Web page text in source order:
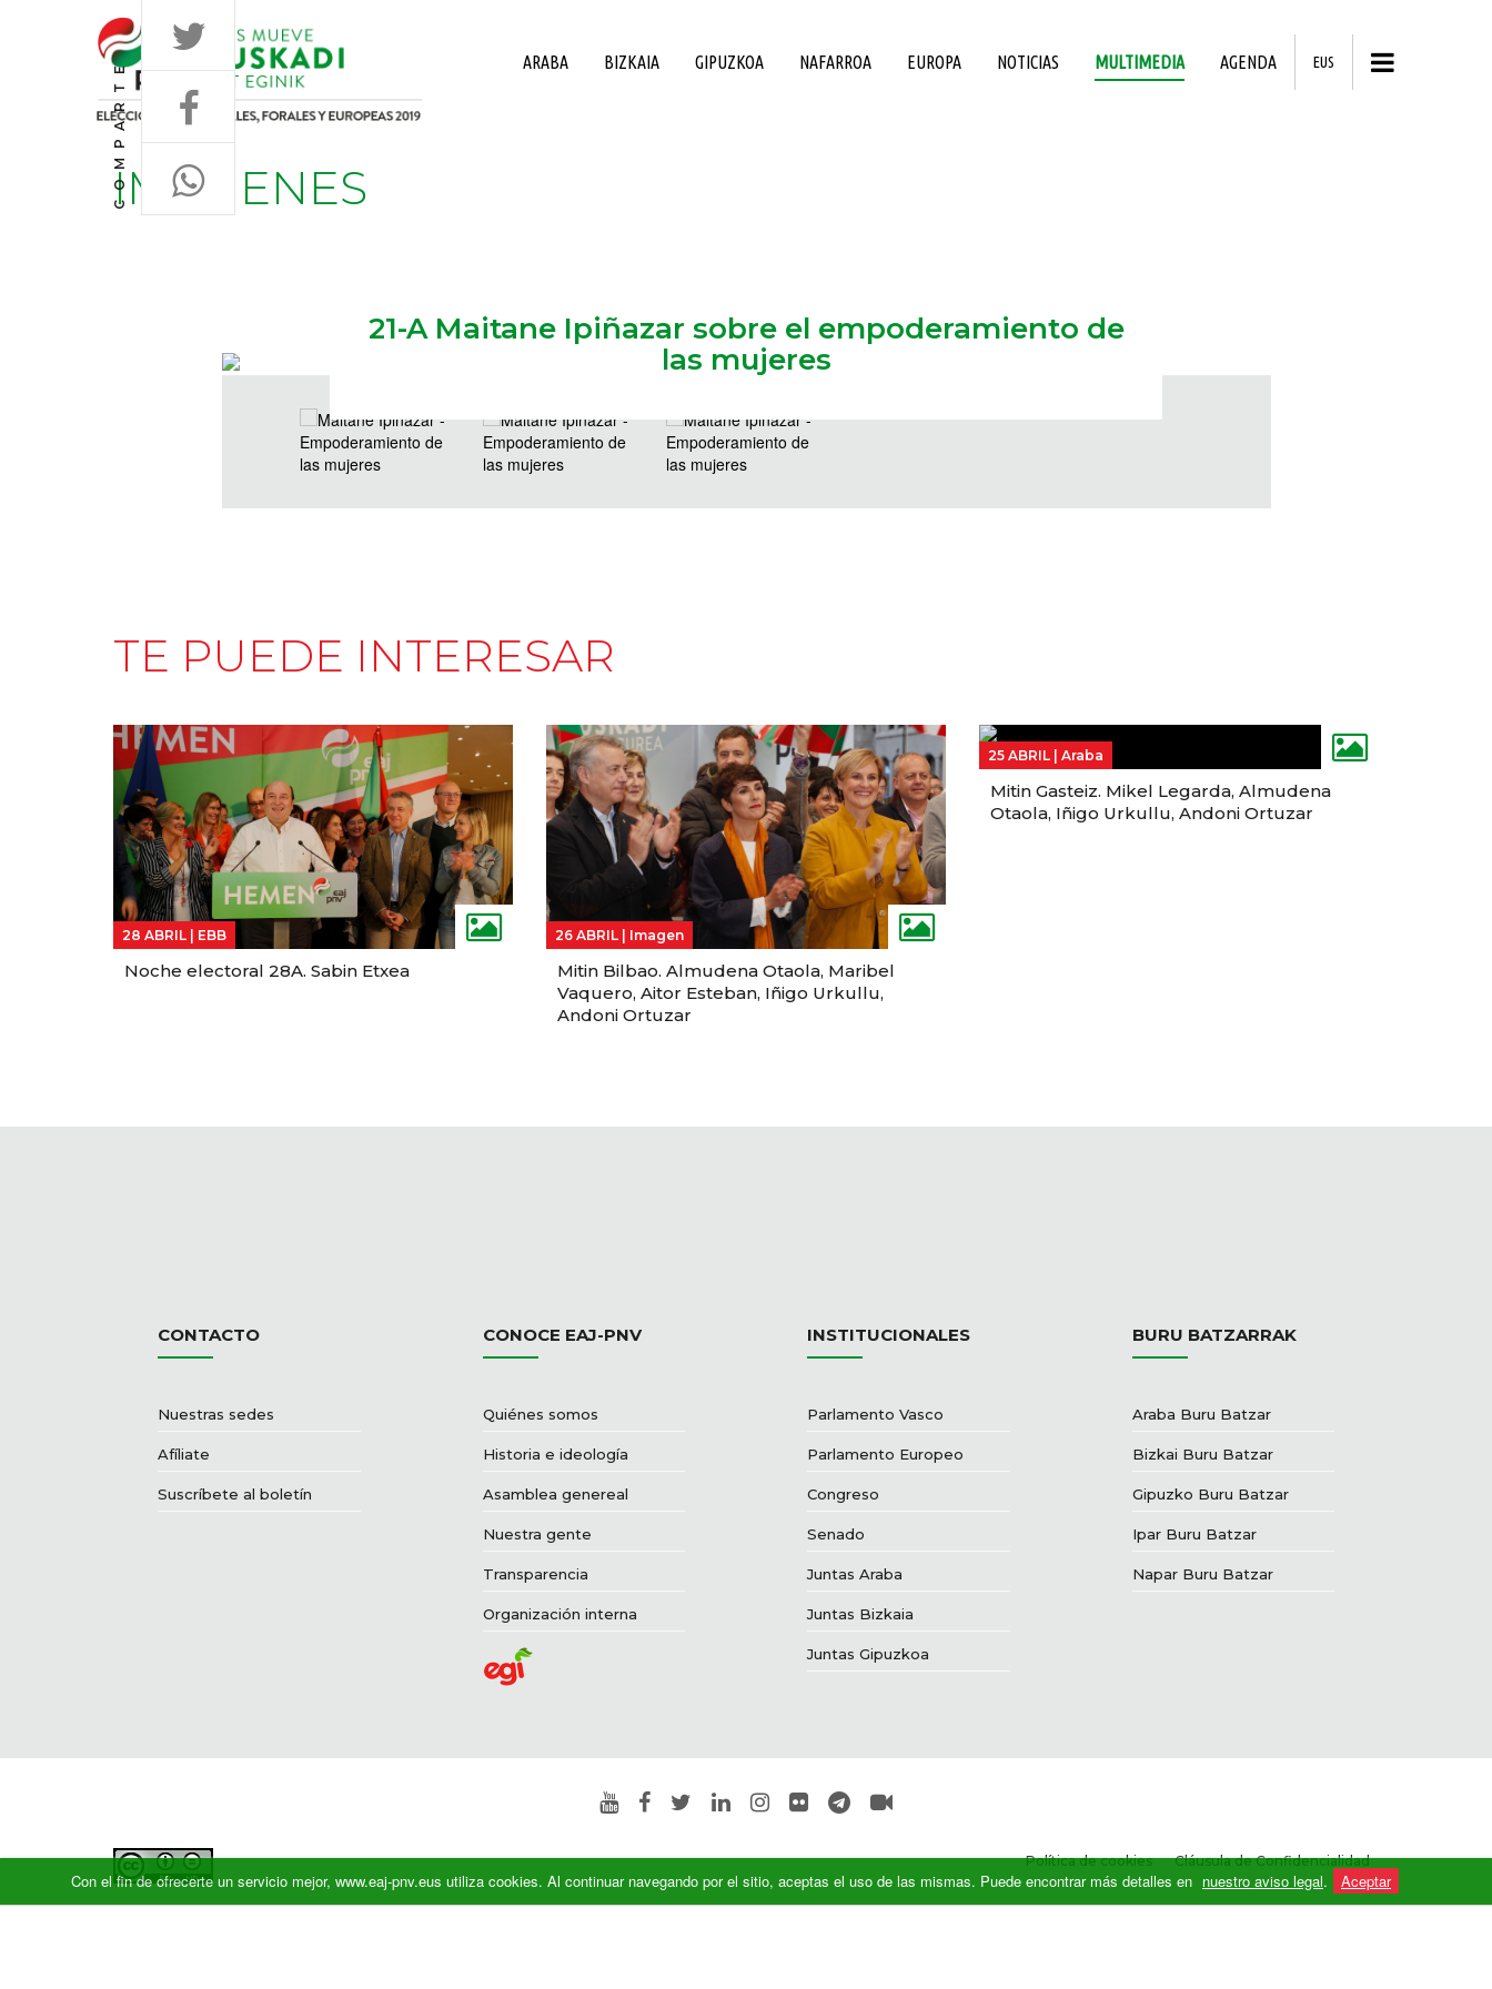
ARABA BIZKAIA GIPUZKOA NAFARROA EUROPA NOTICIAS MULTIMEDIA AGENDA EUS
IMÁGENES
21-A Maitane Ipiñazar sobre el empoderamiento de
las mujeres
COMPARTE
TE PUEDE INTERESAR
28 ABRIL | EBB
Noche electoral 28A. Sabin Etxea
26 ABRIL | Imagen
Mitin Bilbao. Almudena Otaola, Maribel
Vaquero, Aitor Esteban, Iñigo Urkullu,
Andoni Ortuzar
25 ABRIL | Araba
Mitin Gasteiz. Mikel Legarda, Almudena
Otaola, Iñigo Urkullu, Andoni Ortuzar
CONTACTO
Nuestras sedes
Afíliate
Suscríbete al boletín
CONOCE EAJ-PNV
Quiénes somos
Historia e ideología
Asamblea genereal
Nuestra gente
Transparencia
Organización interna
INSTITUCIONALES
Parlamento Vasco
Parlamento Europeo
Congreso
Senado
Juntas Araba
Juntas Bizkaia
Juntas Gipuzkoa
BURU BATZARRAK
Araba Buru Batzar
Bizkai Buru Batzar
Gipuzko Buru Batzar
Ipar Buru Batzar
Napar Buru Batzar
Política de cookies Cláusula de Confidencialidad
Con el fin de ofrecerte un servicio mejor, www.eaj-pnv.eus utiliza cookies. Al continuar navegando por el sitio, aceptas el uso de las mismas. Puede encontrar más detalles en nuestro aviso legal. Aceptar